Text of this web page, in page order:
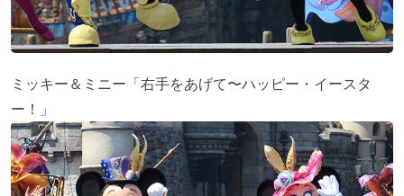
ミッキー＆ミニー「右手をあげて〜ハッピー・イースタ
ー！」